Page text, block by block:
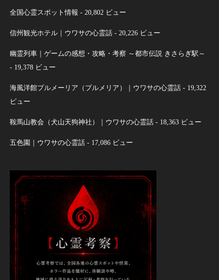
全国心霊スポット情報 - 20,802 ビュー
信州観光ホテル｜ウワサの心霊話 - 20,226 ビュー
幽霊列車｜ゲームの感想・攻略・考察 ～都市伝説 きさらぎ駅～
- 19,378 ビュー
海風洋館プルメーリア（プルメリア）｜ウワサの心霊話 - 19,322
ビュー
鞍馬山教会（犬山天狗神社）｜ウワサの心霊話 - 18,363 ビュー
五色園｜ウワサの心霊話 - 17,086 ビュー